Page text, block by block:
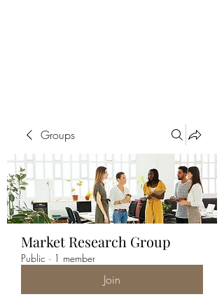
Groups
Market Research Group
Public · 1 member
Join